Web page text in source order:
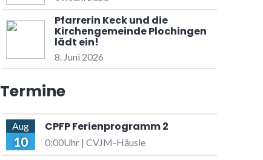
Pfarrerin Keck und die
Kirchengemeinde Plochingen
lädt ein!
8. Juni 2026
Termine
Aug
10
CPFP Ferienprogramm 2
0:00Uhr | CVJM-Häusle